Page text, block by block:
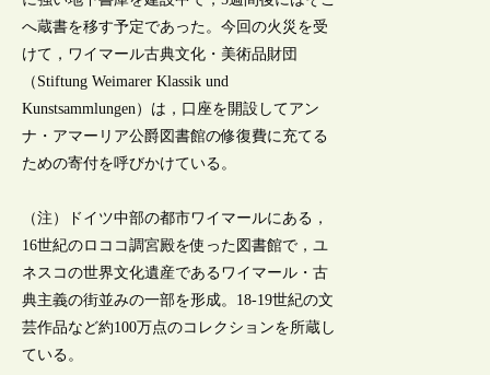
へ蔵書を移す予定であった。今回の火災を受
けて，ワイマール古典文化・美術品財団
（Stiftung Weimarer Klassik und
Kunstsammlungen）は，口座を開設してアン
ナ・アマーリア公爵図書館の修復費に充てる
ための寄付を呼びかけている。
（注）ドイツ中部の都市ワイマールにある，
16世紀のロココ調宮殿を使った図書館で，ユ
ネスコの世界文化遺産であるワイマール・古
典主義の街並みの一部を形成。18-19世紀の文
芸作品など約100万点のコレクションを所蔵し
ている。